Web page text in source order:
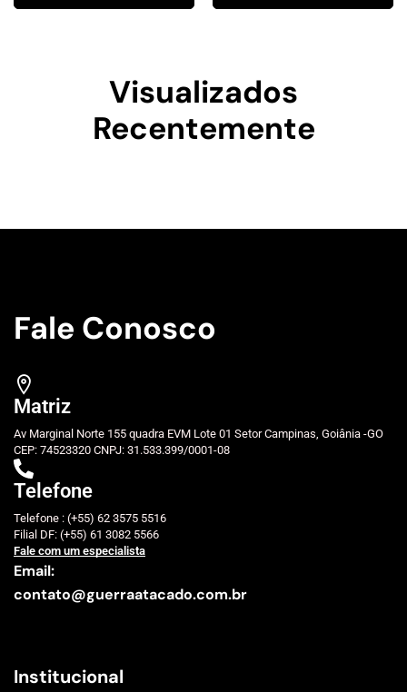
Visualizados
Recentemente
Fale Conosco
Matriz
Av Marginal Norte 155 quadra EVM Lote 01 Setor Campinas, Goiânia -GO
CEP: 74523320 CNPJ: 31.533.399/0001-08
Telefone
Telefone : (+55) 62 3575 5516
Filial DF: (+55) 61 3082 5566
Fale com um especialista
Email:
contato@guerraatacado.com.br
Institucional